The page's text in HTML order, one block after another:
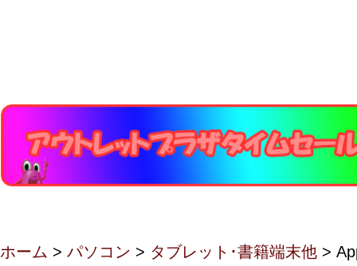
ホーム > パソコン > タブレット･書籍端末他 >